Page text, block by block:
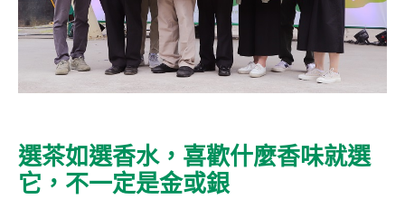
選茶如選香水，喜歡什麼香味就選
它，不一定是金或銀